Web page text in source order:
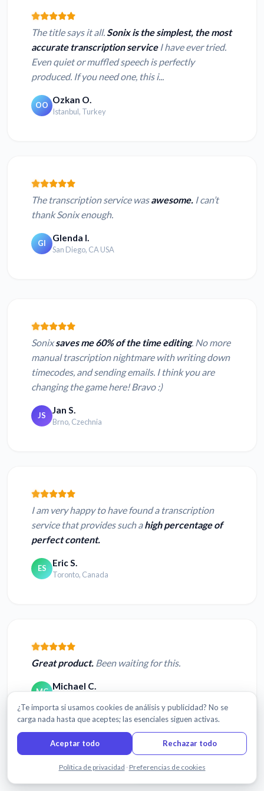
The title says it all.Sonix is the simplest, the most
accurate transcription serviceI have ever tried.
Even quiet or muffled speech is perfectly
produced. If you need one, this i...
OO Ozkan O.
Istanbul, Turkey
The transcription service wasawesome. I can’t
thank Sonix enough.
GI Glenda I.
San Diego, CA USA
Sonixsaves me 60% of the time editing. No more
manual trascription nightmare with writing down
timecodes, and sending emails. I think you are
changing the game here! Bravo :)
JS Jan S.
Brno, Czechnia
I am very happy to have found a transcription
service that provides such ahigh percentage of
perfect content.
ES Eric S.
Toronto, Canada
Great product. Been waiting for this.
MC Michael C.
Leer más reseñas
Chatea con nosotros
¿Te importa si usamos cookies de análisis y publicidad? No se
carga nada hasta que aceptes; las esenciales siguen activas.
Aceptar todo Rechazar todo
Política de privacidad · Preferencias de cookies